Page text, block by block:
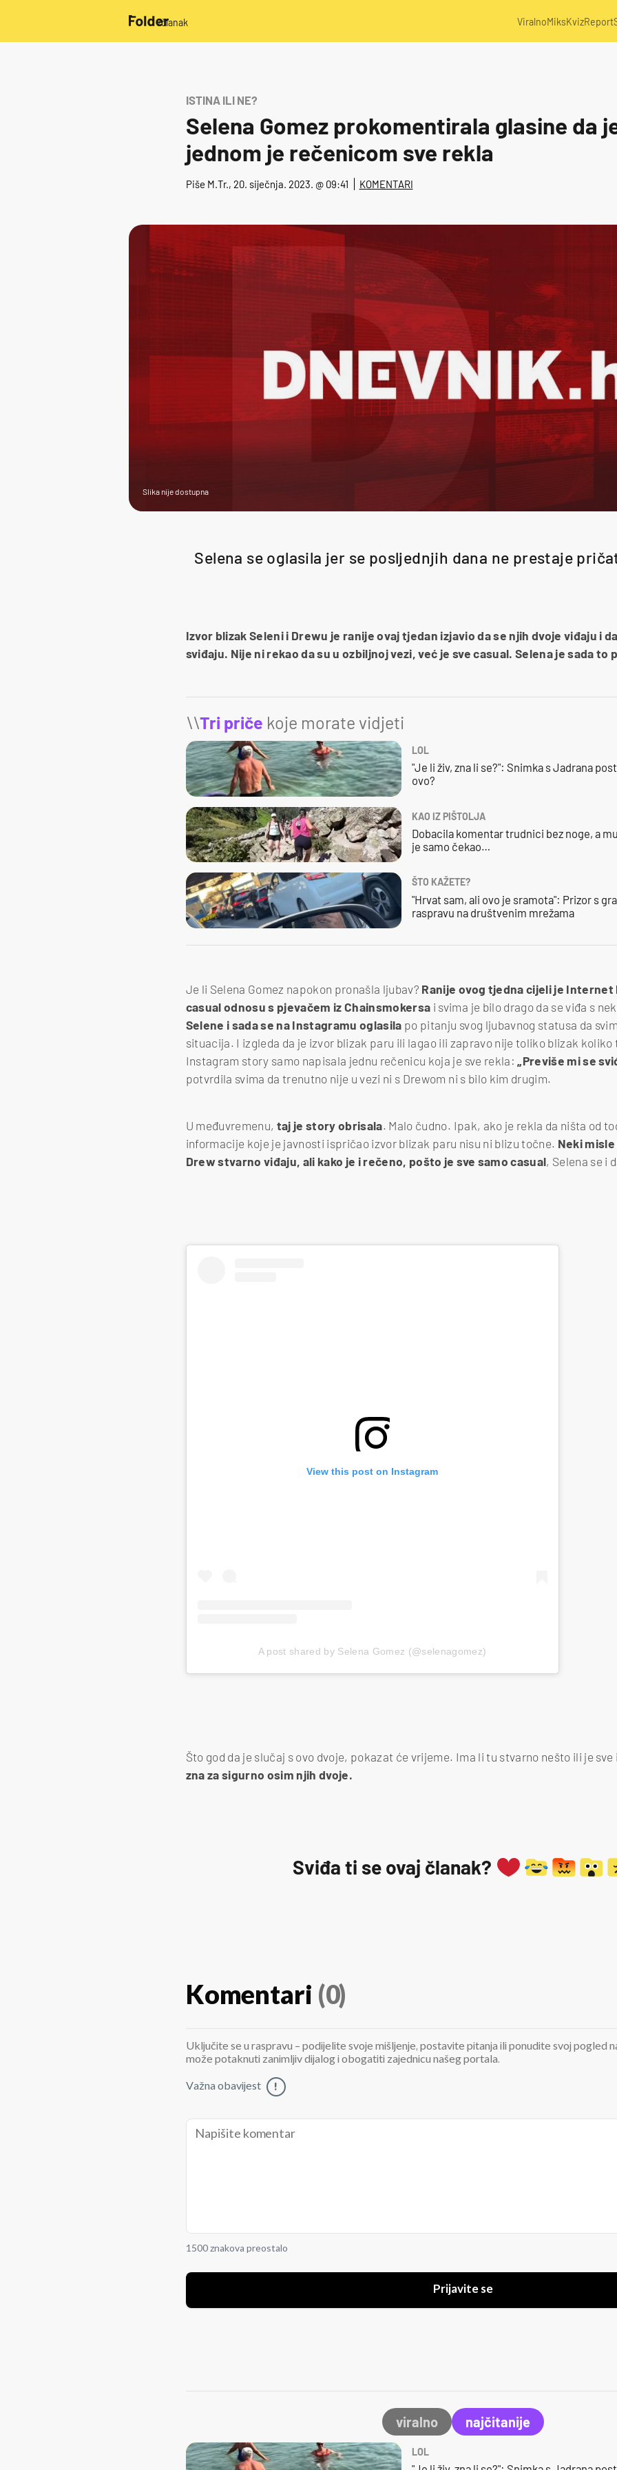
/članak ViralnoMiksKvizReport
ISTINA ILI NE?
Selena Gomez prokomentirala glasine da
jednom je rečenicom sve rekla
Piše M.Tr., 20. siječnja. 2023. @ 09:41 KOMENTARI
Slika nije dostupna
Selena se oglasila jer se posljednjih dana ne prestaje
Izvor blizak Seleni i Drewu je ranije ovaj tjedan izjavio da se njih dvoje viđaju i
sviđaju. Nije ni rekao da su u ozbiljnoj vezi, već je sve casual. Selena je sada to
\\Tri priče koje morate vidjeti
LOL
"Je li živ, zna li se?": Snimka s Jadrana
ovo?
KAO IZ PIŠTOLJA
Dobacila komentar trudnici bez noge, a
je samo čekao…
ŠTO KAŽETE?
"Hrvat sam, ali ovo je sramota": Prizor s
raspravu na društvenim mrežama
Je li Selena Gomez napokon pronašla ljubav? Ranije ovog tjedna cijeli je Internet
casual odnosu s pjevačem iz Chainsmokersa i svima je bilo drago da se viđa s
Selene i sada se na Instagramu oglasila po pitanju svog ljubavnog statusa da
situacija. I izgleda da je izvor blizak paru ili lagao ili zapravo nije toliko blizak koliko
Instagram story samo napisala jednu rečenicu koja je sve rekla: „Previše mi se
potvrdila svima da trenutno nije u vezi ni s Drewom ni s bilo kim drugim.
U međuvremenu, taj je story obrisala. Malo čudno. Ipak, ako je rekla da ništa od
informacije koje je javnosti ispričao izvor blizak paru nisu ni blizu točne. Neki misle
Drew stvarno viđaju, ali kako je i rečeno, pošto je sve samo casual, Selena se i
View this post on Instagram
A post shared by Selena Gomez (@selenagomez)
Što god da je slučaj s ovo dvoje, pokazat će vrijeme. Ima li tu stvarno nešto ili je sve
zna za sigurno osim njih dvoje.
Sviđa ti se ovaj članak?
Komentari (0)
Uključite se u raspravu – podijelite svoje mišljenje, postavite pitanja ili ponudite svoj pogled
može potaknuti zanimljiv dijalog i obogatiti zajednicu našeg portala.
Važna obavijest !
1500 znakova preostalo
Prijavite se
viralno najčitanije
LOL